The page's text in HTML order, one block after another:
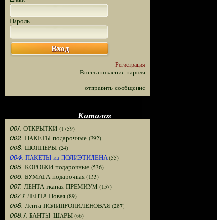
Пароль:
Вход
Регистрация
Восстановление пароля
отправить сообщение
Каталог
001. ОТКРЫТКИ (1759)
002. ПАКЕТЫ подарочные (392)
003. ШОППЕРЫ (24)
004. ПАКЕТЫ из ПОЛИЭТИЛЕНА(55)
005. КОРОБКИ подарочные (536)
006. БУМАГА подарочная(155)
007. ЛЕНТА тканая ПРЕМИУМ (157)
007.1 ЛЕНТА Новая(89)
008. Лента ПОЛИПРОПИЛЕНОВАЯ (287)
008.1. БАНТЫ-ШАРЫ(66)